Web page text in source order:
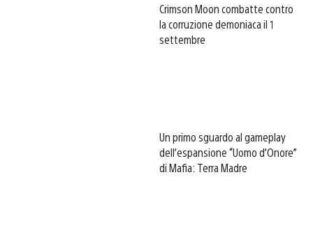
Crimson Moon combatte contro
la corruzione demoniaca il 1
settembre
Un primo sguardo al gameplay
dell’espansione “Uomo d’Onore”
di Mafia: Terra Madre